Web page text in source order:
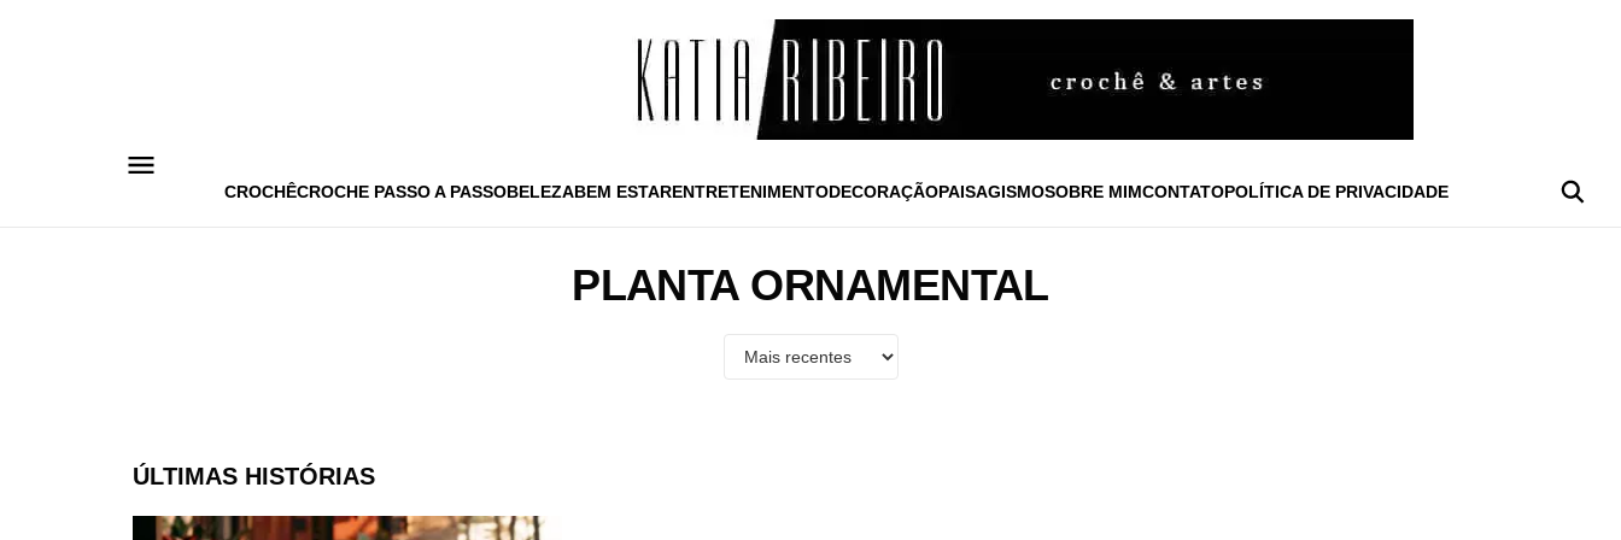
CROCHÊCROCHE PASSO A PASSOBELEZABEM ESTARENTRETENIMENTODECORAÇÃOPAISAGISMOSOBRE MIMCONTATOPOLÍTICA DE PRIVACIDADE
PLANTA ORNAMENTAL
ÚLTIMAS HISTÓRIAS